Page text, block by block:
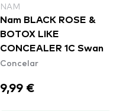
NAM
Nam BLACK ROSE &
BOTOX LIKE
CONCEALER 1C Swan
Concelar
9,99 €